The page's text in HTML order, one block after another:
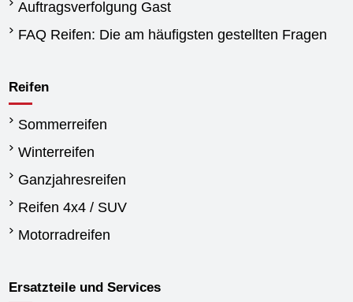
Auftragsverfolgung Gast
FAQ Reifen: Die am häufigsten gestellten Fragen
Reifen
Sommerreifen
Winterreifen
Ganzjahresreifen
Reifen 4x4 / SUV
Motorradreifen
Ersatzteile und Services